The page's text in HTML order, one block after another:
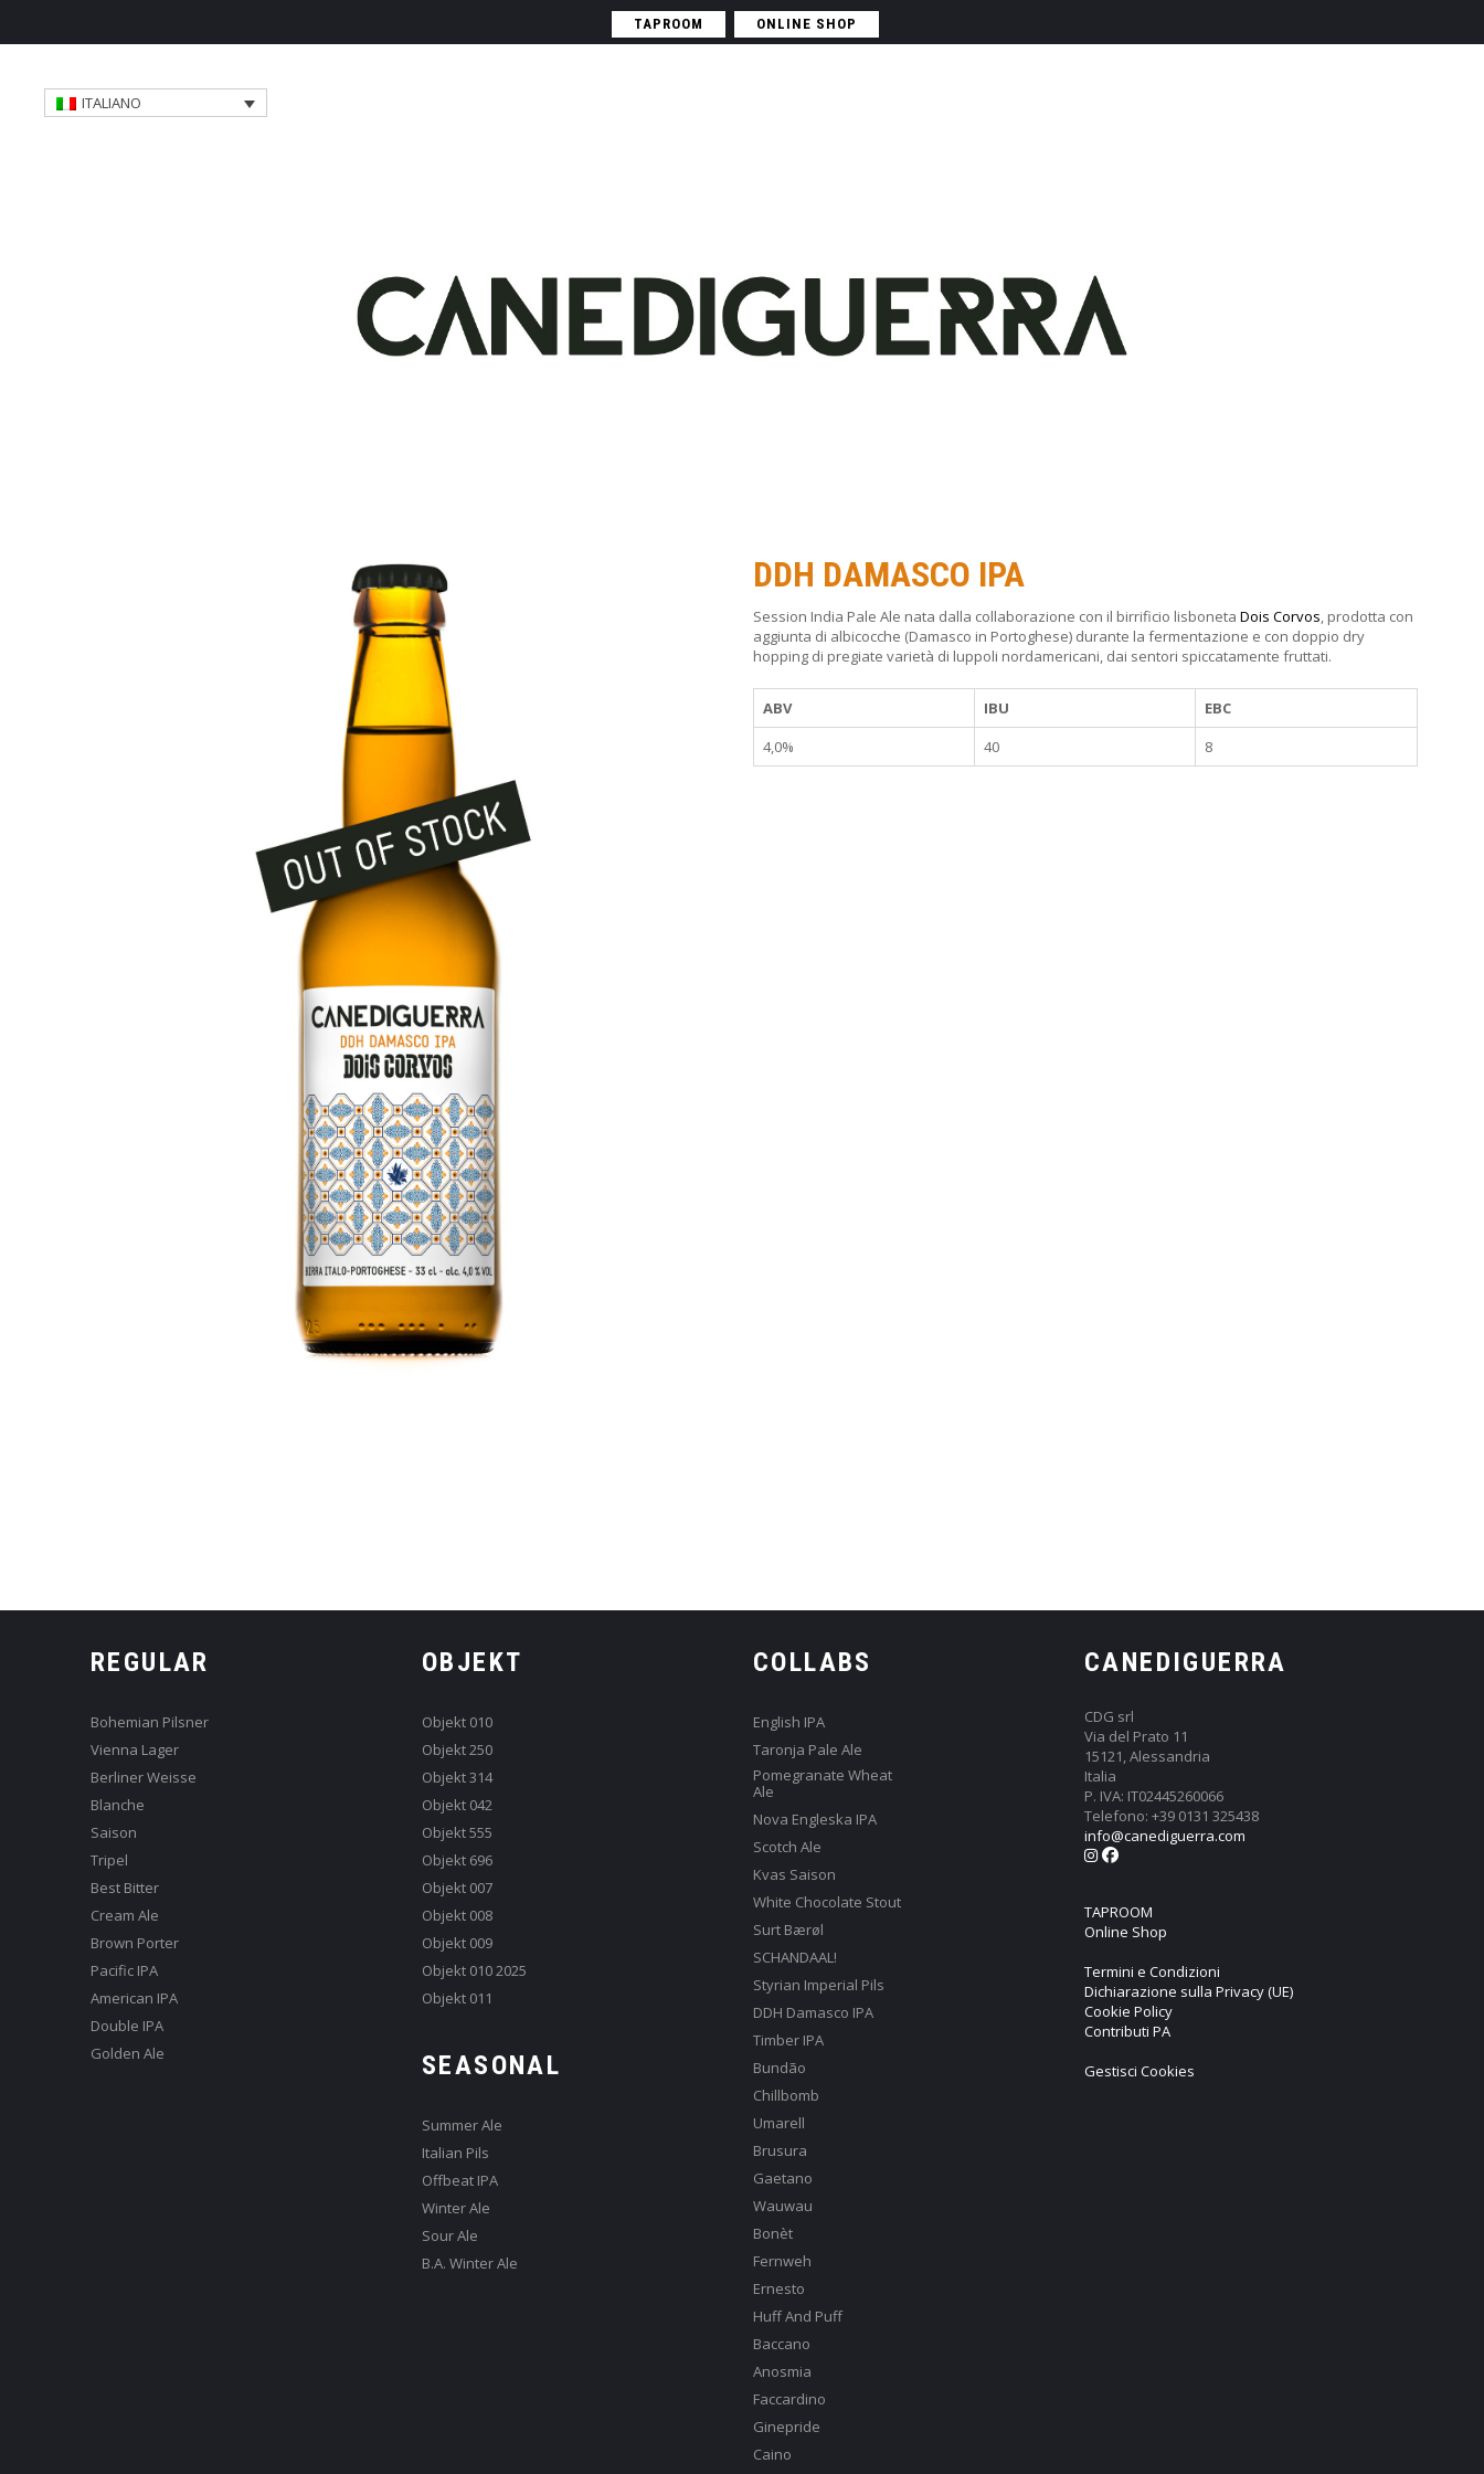
TAPROOM ONLINE SHOP
ITALIANO
DDH DAMASCO IPA
Session India Pale Ale nata dalla collaborazione con il birrificio lisboneta Dois Corvos, prodotta con
aggiunta di albicocche (Damasco in Portoghese) durante la fermentazione e con doppio dry
hopping di pregiate varietà di luppoli nordamericani, dai sentori spiccatamente fruttati.
ABV IBU
EBC
4,0%
40 8
REGULAR
Bohemian Pilsner
Vienna Lager
Berliner Weisse
Blanche
Saison
Tripel
Best Bitter
Cream Ale
Brown Porter
Pacific IPA
American IPA
Double IPA
Golden Ale
OBJEKT
Objekt 010
Objekt 250
Objekt 314
Objekt 042
Objekt 555
Objekt 696
Objekt 007
Objekt 008
Objekt 009
Objekt 010 2025
Objekt 011
SEASONAL
Summer Ale
Italian Pils
Offbeat IPA
Winter Ale
Sour Ale
B.A. Winter Ale
COLLABS
English IPA
Taronja Pale Ale
Pomegranate Wheat
Ale
Nova Engleska IPA
Scotch Ale
Kvas Saison
White Chocolate Stout
Surt Bærøl
SCHANDAAL!
Styrian Imperial Pils
DDH Damasco IPA
Timber IPA
Bundão
Chillbomb
Umarell
Brusura
Gaetano
Wauwau
Bonèt
Fernweh
Ernesto
Huff And Puff
Baccano
Anosmia
Faccardino
Ginepride
Caino
CANEDIGUERRA
CDG srl
Via del Prato 11
15121, Alessandria
Italia
P. IVA: IT02445260066
Telefono: +39 0131 325438
info@canediguerra.com
TAPROOM
Online Shop
Termini e Condizioni
Dichiarazione sulla Privacy (UE)
Cookie Policy
Contributi PA
Gestisci Cookies